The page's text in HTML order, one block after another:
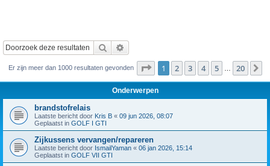
Zoek
Er zijn meer dan 1000 resultaten gevonden Pagina van 20
1 2 3 4 5 20
Onderwerpen
brandstofrelais
Laatste bericht door Kris B « 09 jun 2026, 08:07
Geplaatst in GOLF I GTI
Zijkussens vervangen/repareren
Laatste bericht door IsmailYaman « 06 jan 2026, 15:14
Geplaatst in GOLF VII GTI